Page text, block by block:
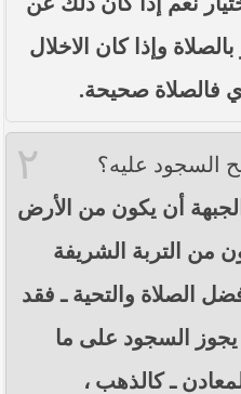
في العراق
الشيخ عبد المهدي
واسعة في محافظتي
السيد السيستاني -دام ظلّه
وإذا كان الاخلال
فالصلاة صحيحة.
٢
عليه؟
أن يكون من الأرض
من التربة الشريفة
الصلاة والتحية ـ فقد
السجود على ما
ـ كالذهب ،